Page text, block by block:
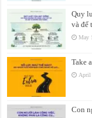
Quy
và để
May
Take
April
Con